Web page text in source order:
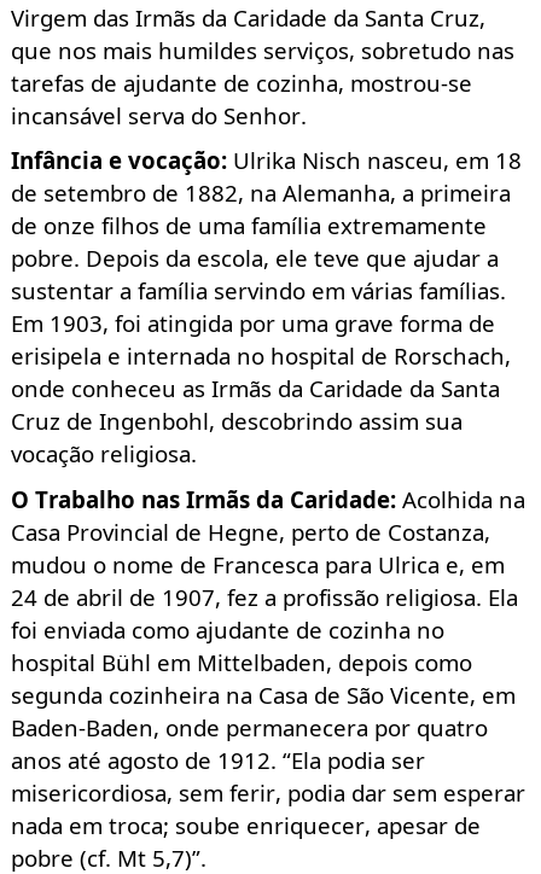
Virgem das Irmãs da Caridade da Santa Cruz,
que nos mais humildes serviços, sobretudo nas
tarefas de ajudante de cozinha, mostrou-se
incansável serva do Senhor.
Infância e vocação: Ulrika Nisch nasceu, em 18
de setembro de 1882, na Alemanha, a primeira
de onze filhos de uma família extremamente
pobre. Depois da escola, ele teve que ajudar a
sustentar a família servindo em várias famílias.
Em 1903, foi atingida por uma grave forma de
erisipela e internada no hospital de Rorschach,
onde conheceu as Irmãs da Caridade da Santa
Cruz de Ingenbohl, descobrindo assim sua
vocação religiosa.
O Trabalho nas Irmãs da Caridade: Acolhida na
Casa Provincial de Hegne, perto de Costanza,
mudou o nome de Francesca para Ulrica e, em
24 de abril de 1907, fez a profissão religiosa. Ela
foi enviada como ajudante de cozinha no
hospital Bühl em Mittelbaden, depois como
segunda cozinheira na Casa de São Vicente, em
Baden-Baden, onde permanecera por quatro
anos até agosto de 1912. “Ela podia ser
misericordiosa, sem ferir, podia dar sem esperar
nada em troca; soube enriquecer, apesar de
pobre (cf. Mt5,7)”.